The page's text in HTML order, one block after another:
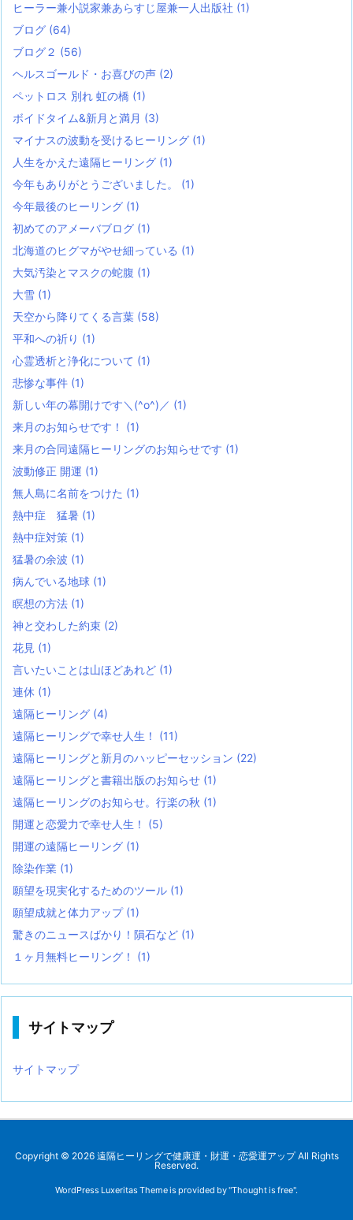
ヒーラー兼小説家兼あらすじ屋兼一人出版社 (1)
ブログ (64)
ブログ２ (56)
ヘルスゴールド・お喜びの声 (2)
ペットロス 別れ 虹の橋 (1)
ボイドタイム&新月と満月 (3)
マイナスの波動を受けるヒーリング (1)
人生をかえた遠隔ヒーリング (1)
今年もありがとうございました。 (1)
今年最後のヒーリング (1)
初めてのアメーバブログ (1)
北海道のヒグマがやせ細っている (1)
大気汚染とマスクの蛇腹 (1)
大雪 (1)
天空から降りてくる言葉 (58)
平和への祈り (1)
心霊透析と浄化について (1)
悲惨な事件 (1)
新しい年の幕開けです＼(^o^)／ (1)
来月のお知らせです！ (1)
来月の合同遠隔ヒーリングのお知らせです (1)
波動修正 開運 (1)
無人島に名前をつけた (1)
熱中症 猛暑 (1)
熱中症対策 (1)
猛暑の余波 (1)
病んでいる地球 (1)
瞑想の方法 (1)
神と交わした約束 (2)
花見 (1)
言いたいことは山ほどあれど (1)
連休 (1)
遠隔ヒーリング (4)
遠隔ヒーリングで幸せ人生！ (11)
遠隔ヒーリングと新月のハッピーセッション (22)
遠隔ヒーリングと書籍出版のお知らせ (1)
遠隔ヒーリングのお知らせ。行楽の秋 (1)
開運と恋愛力で幸せ人生！ (5)
開運の遠隔ヒーリング (1)
除染作業 (1)
願望を現実化するためのツール (1)
願望成就と体力アップ (1)
驚きのニュースばかり！隕石など (1)
１ヶ月無料ヒーリング！ (1)
サイトマップ
サイトマップ
Copyright © 2026 遠隔ヒーリングで健康運・財運・恋愛運アップAll Rights
Reserved.
WordPress Luxeritas Theme is provided by "Thought is free".